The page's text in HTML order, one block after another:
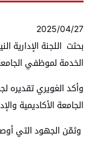
2025/04/27
بحثت اللجنة الإدارية
الخدمة لموظفي
وأكد الغويري تقديره
الجامعة الأكاديمية
وثمّن الجهود التي